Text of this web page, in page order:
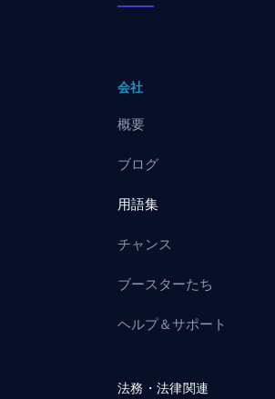
会社
概要
ブログ
用語集
チャンス
ブースターたち
ヘルプ＆サポート
法務・法律関連